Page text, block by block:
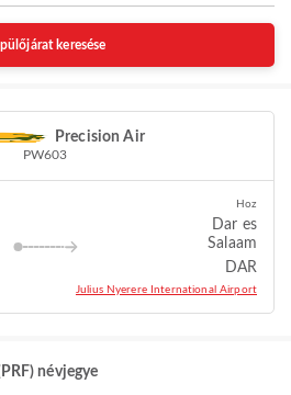
keresése
Precision Air
PW603
Hoz
Dar es
Salaam
DAR
Julius Nyerere International Airport
névjegye